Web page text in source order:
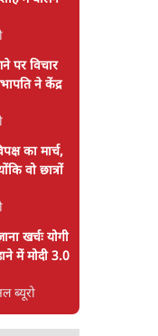
पर विचार
ने केंद्र
का मार्च,
वो छात्रों
खर्चः योगी
में मोदी 3.0
ब्यूरो